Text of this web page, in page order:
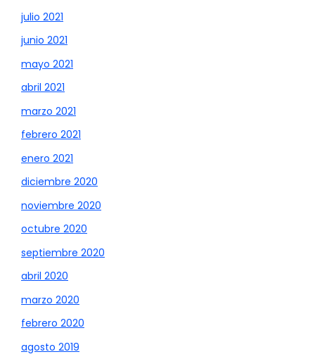
julio 2021
junio 2021
mayo 2021
abril 2021
marzo 2021
febrero 2021
enero 2021
diciembre 2020
noviembre 2020
octubre 2020
septiembre 2020
abril 2020
marzo 2020
febrero 2020
agosto 2019